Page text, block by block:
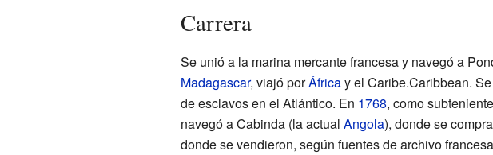
Carrera
Se unió a la marina mercante francesa y navegó a
Madagascar, viajó porÁfricay el Caribe.Caribbean.
de esclavos en el Atlántico. En 1768, como
navegó a Cabinda (la actual Angola), donde se
donde se vendieron, según fuentes de archivo